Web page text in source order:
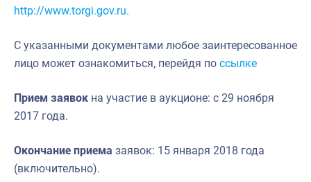
http://www.torgi.gov.ru.
С указанными документами любое заинтересованное
лицо может ознакомиться, перейдя по ссылке
Прием заявок на участие в аукционе: с 29 ноября
2017 года.
Окончание приема заявок: 15 января 2018 года
(включительно).